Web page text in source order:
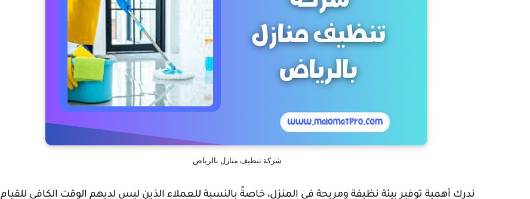
شركة تنظيف منازل بالرياض
ندرك أهمية توفير بيئة نظيفة ومريحة في المنزل، خاصةً بالنسبة للعملاء الذين ليس لديهم الوقت الكافي للقيام